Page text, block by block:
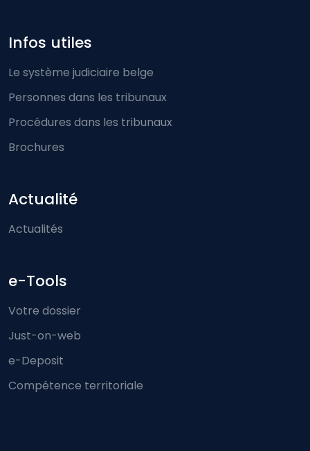
Infos utiles
Le système judiciaire belge
Personnes dans les tribunaux
Procédures dans les tribunaux
Brochures
Actualité
Actualités
e-Tools
Votre dossier
Just-on-web
e-Deposit
Compétence territoriale